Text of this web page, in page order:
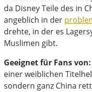
da Disney Teile des in
angeblich in der
drehte, in der es
Muslimen gibt.
Geeignet für Fans von:
einer weiblichen
sondern ganz China